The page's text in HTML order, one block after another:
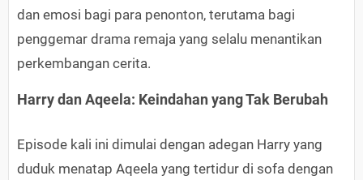
dan emosi bagi para penonton, terutama bagi
penggemar drama remaja yang selalu menantikan
perkembangan cerita.
Harry dan Aqeela: Keindahan yang Tak Berubah
Episode kali ini dimulai dengan adegan Harry yang
duduk menatap Aqeela yang tertidur di sofa dengan